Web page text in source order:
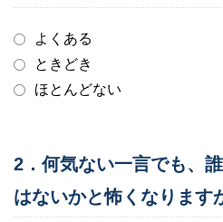
よくある
ときどき
ほとんどない
2．何気ない一言でも、
はないかと怖くなります